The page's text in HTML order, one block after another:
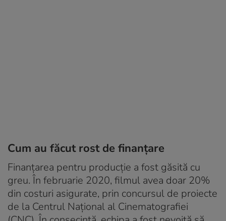
Cum au făcut rost de finanțare
Finanțarea pentru producție a fost găsită cu
greu. În februarie 2020, filmul avea doar 20%
din costuri asigurate, prin concursul de proiecte
de la Centrul Național al Cinematografiei